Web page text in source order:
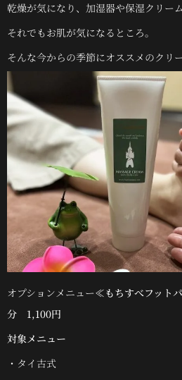
乾燥が気になり、加湿器や保湿クリー
それでもお肌が気になるところ。
そんな今からの季節にオススメのクリ
オプションメニュー≪もちすべフット
分 1,100円
対象メニュー
・タイ古式